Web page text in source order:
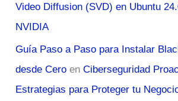
Video Diffusion (SVD) en Ubuntu
NVIDIA
Guía Paso a Paso para Instalar
desde Cero enCiberseguridad
Estrategias para Proteger tu